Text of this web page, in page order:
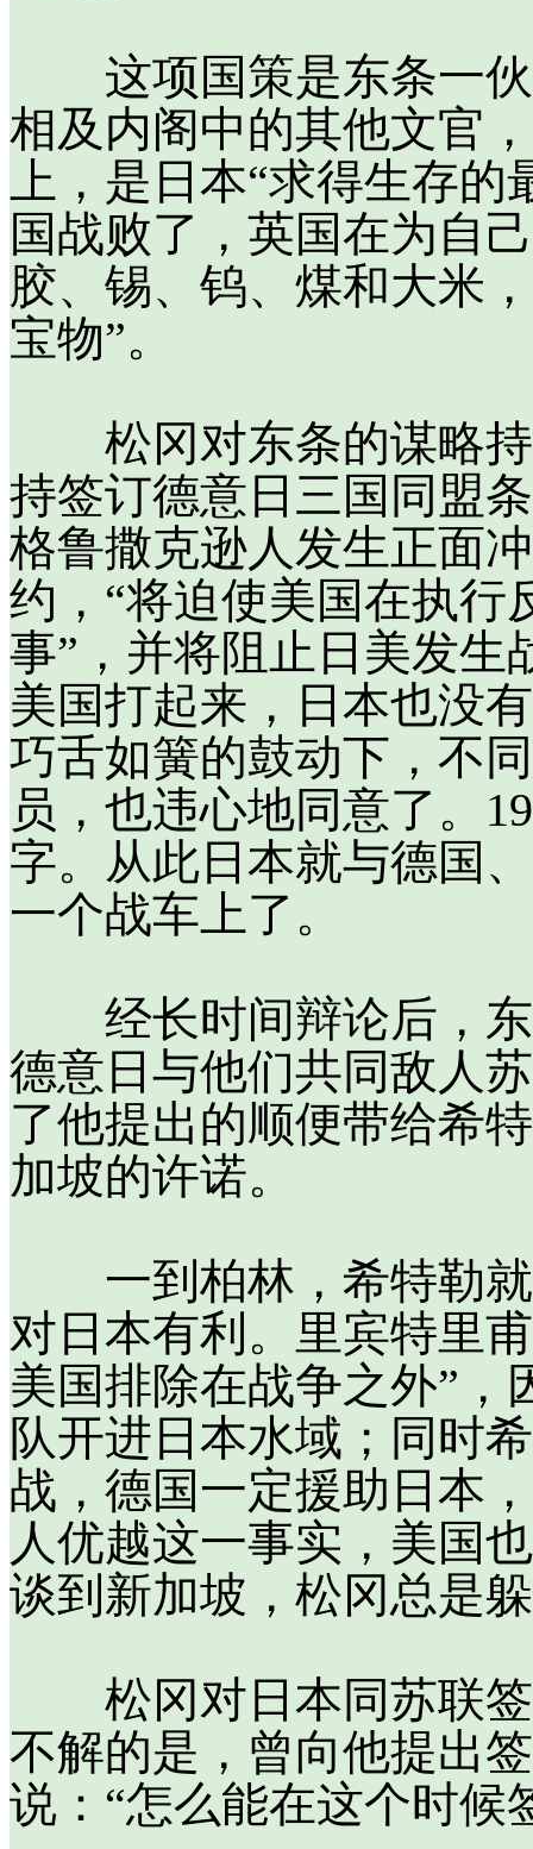
这项国策是东条一伙
相及内阁中的其他文官
上，是日本“求得生存
国战败了，英国在为自
胶、锡、钨、煤和大米
宝物”。
松冈对东条的谋略持
持签订德意日三国同盟
格鲁撒克逊人发生正面
约，“将迫使美国在执行
事”，并将阻止日美发生
美国打起来，日本也没
巧舌如簧的鼓动下，不
员，也违心地同意了。
字。从此日本就与德国
一个战车上了。
经长时间辩论后，东
德意日与他们共同敌人
了他提出的顺便带给希
加坡的许诺。
一到柏林，希特勒就
对日本有利。里宾特里
美国排除在战争之外”，
队开进日本水域；同时
战，德国一定援助日本
人优越这一事实，美国
谈到新加坡，松冈总是
松冈对日本同苏联签
不解的是，曾向他提出
说：“怎么能在这个时候